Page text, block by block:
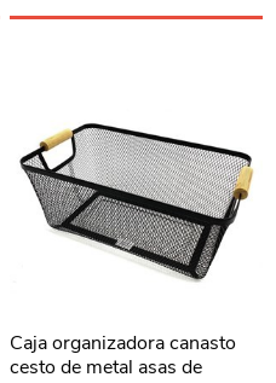
Caja organizadora canasto
cesto de metal asas de